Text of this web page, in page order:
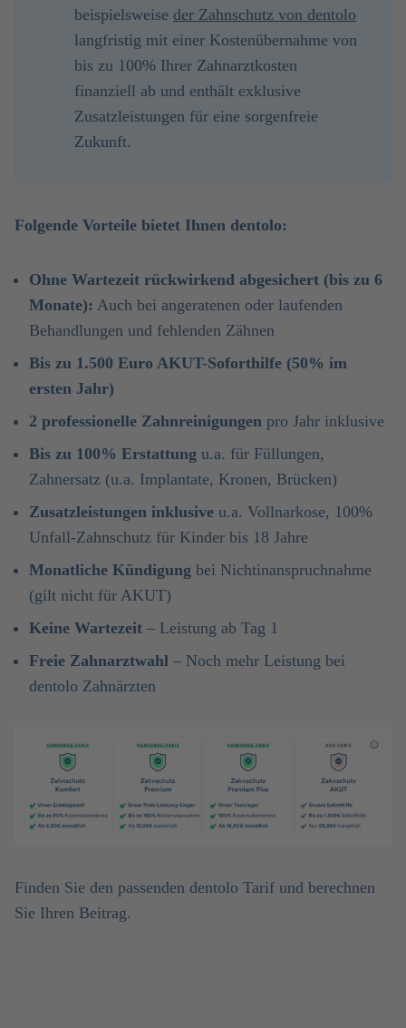
beispielsweise der Zahnschutz von dentolo
langfristig mit einer Kostenübernahme von
bis zu 100% Ihrer Zahnarztkosten
finanziell ab und enthält exklusive
Zusatzleistungen für eine sorgenfreie
Zukunft.
Folgende Vorteile bietet Ihnen dentolo:
Ohne Wartezeit rückwirkend abgesichert (bis zu 6
Monate): Auch bei angeratenen oder laufenden
Behandlungen und fehlenden Zähnen
Bis zu 1.500 Euro AKUT-Soforthilfe (50% im
ersten Jahr)
2 professionelle Zahnreinigungen pro Jahr inklusive
Bis zu 100% Erstattung u.a. für Füllungen,
Zahnersatz (u.a. Implantate, Kronen, Brücken)
Zusatzleistungen inklusive u.a. Vollnarkose, 100%
Unfall-Zahnschutz für Kinder bis 18 Jahre
Monatliche Kündigung bei Nichtinanspruchnahme
(gilt nicht für AKUT)
Keine Wartezeit – Leistung ab Tag 1
Freie Zahnarztwahl – Noch mehr Leistung bei
dentolo Zahnärzten
Finden Sie den passenden dentolo Tarif und berechnen
Sie Ihren Beitrag.